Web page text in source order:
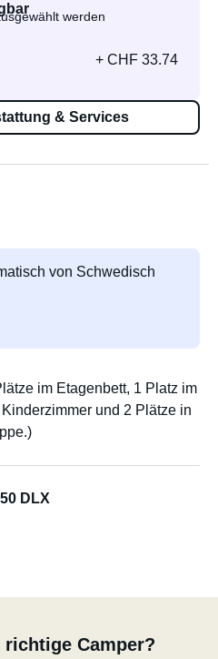
werden
+ CHF 33.74
& Services
von Schwedisch
im Etagenbett, 1 Platz im
und 2 Plätze in
DLX
Camper?